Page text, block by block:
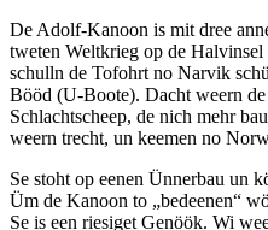
De Adolf-Kanoon is mit dree
tweten Weltkrieg op de
schulln de Tofohrt no Narvik
Bööd (U-Boote). Dacht weern
Schlachtscheep, de nich mehr
weern trecht, un keemen no
Se stoht op eenen Ünnerbau un
Üm de Kanoon to
bedeenen
Se is een riesiget Genöök. Wi